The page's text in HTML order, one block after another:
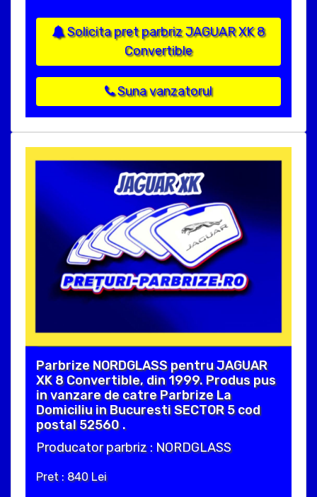
Solicita pret parbriz JAGUAR XK 8
Convertible
Suna vanzatorul
Parbrize NORDGLASS pentru JAGUAR
XK 8 Convertible, din 1999. Produs pus
in vanzare de catre Parbrize La
Domiciliu in Bucuresti SECTOR 5 cod
postal 52560 .
Producator parbriz : NORDGLASS
Pret : 840 Lei